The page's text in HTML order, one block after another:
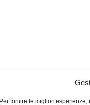
Per fornire le migliori